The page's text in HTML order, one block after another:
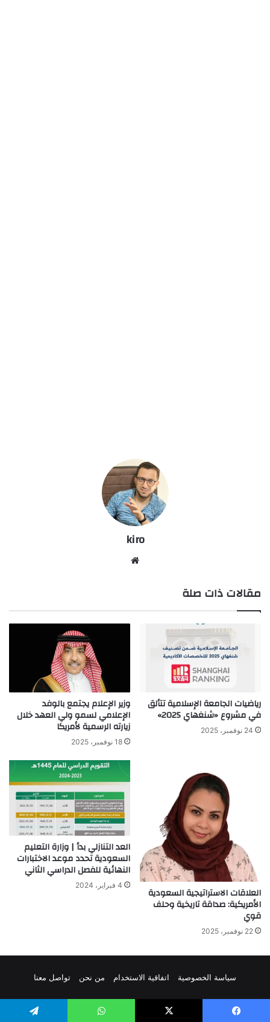
kiro
مقالات ذات صلة
رياضيات الجامعة الإسلامية تتألق
في مشروع «شنغهاي 2025»
24 نوفمبر، 2025
وزير الإعلام يجتمع بالوفد
الإعلامي لسمو ولي العهد خلال
زيارته الرسمية لأمريكا
18 نوفمبر، 2025
العلاقات الاستراتيجية السعودية
الأمريكية: صداقة تاريخية وحلف
قوي
22 نوفمبر، 2025
العد التنازلي بدأ | وزارة التعليم
السعودية تحدد موعد الاختبارات
النهائية للفصل الدراسي الثاني
4 فبراير، 2024
سياسة الخصوصية اتفاقية الاستخدام من نحن تواصل معنا